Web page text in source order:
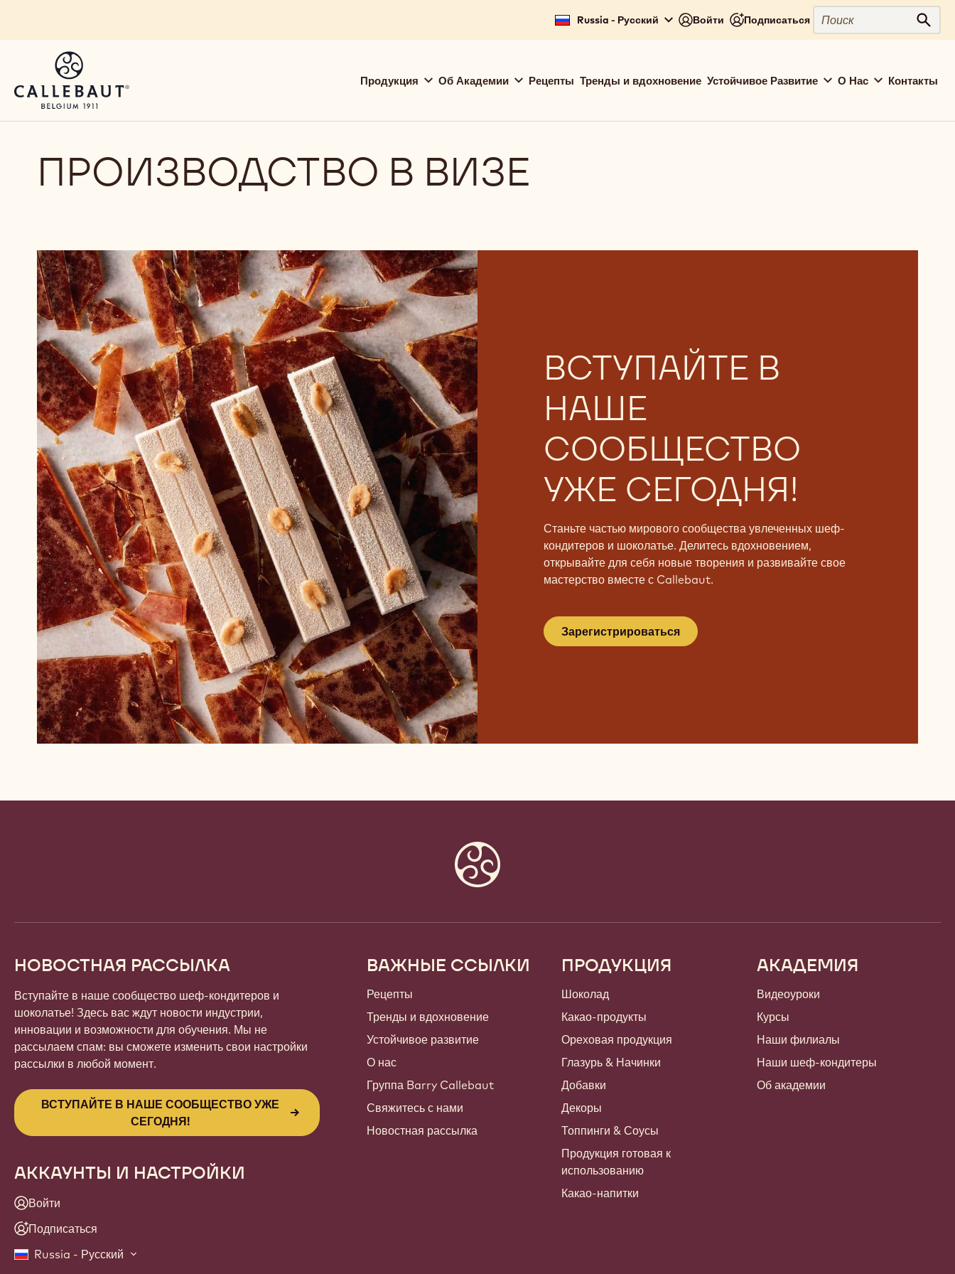
Russia - Русский Войти Подписаться
Поиск
Поиск
navigation
Продукция Об Академии Рецепты Тренды и вдохновение Устойчивое Развитие О Нас Контакты
ПРОИЗВОДСТВО В ВИЗЕ
ВСТУПАЙТЕ В
НАШЕ
СООБЩЕСТВО
УЖЕ СЕГОДНЯ!
Станьте частью мирового сообщества увлеченных шеф-
кондитеров и шоколатье. Делитесь вдохновением,
открывайте для себя новые творения и развивайте свое
мастерство вместе с Callebaut.
Зарегистрироваться
НОВОСТНАЯ РАССЫЛКА
Вступайте в наше сообщество шеф-кондитеров и
шоколатье! Здесь вас ждут новости индустрии,
инновации и возможности для обучения. Мы не
рассылаем спам: вы сможете изменить свои настройки
рассылки в любой момент.
ВСТУПАЙТЕ В НАШЕ СООБЩЕСТВО УЖЕ
СЕГОДНЯ!
АККАУНТЫ И НАСТРОЙКИ
Войти
Подписаться
Russia - Русский
Footer
Callebaut
ВАЖНЫЕ ССЫЛКИ
Рецепты
Тренды и вдохновение
Устойчивое развитие
О нас
Группа Barry Callebaut
Свяжитесь с нами
Новостная рассылка
ПРОДУКЦИЯ
Шоколад
Какао-продукты
Ореховая продукция
Глазурь & Начинки
Добавки
Декоры
Топпинги & Соусы
Продукция готовая к
использованию
Какао-напитки
АКАДЕМИЯ
Видеоуроки
Курсы
Наши филиалы
Наши шеф-кондитеры
Об академии